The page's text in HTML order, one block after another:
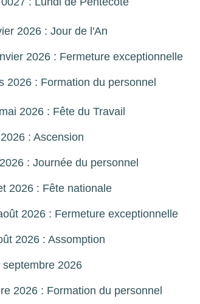
2026 : Jour de l'An
2026 : Fermeture exceptionnelle
2026 : Formation du personnel
mai 2026 : Fête du Travail
: Ascension
: Journée du personnel
2026 : Fête nationale
2026 : Fermeture exceptionnelle
2026 : Assomption
2026
2026 : Formation du personnel